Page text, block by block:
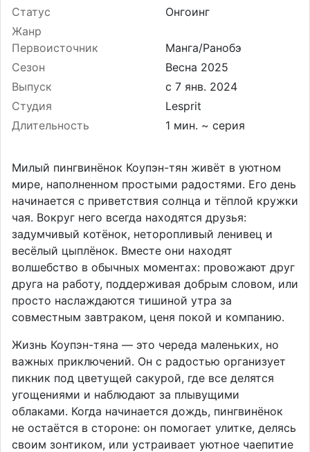
Статус
Онгоинг
Жанр
Первоисточник
Манга/Ранобэ
Сезон
Весна 2025
Выпуск
Студия
Lesprit
Длительность
1 мин. ~ серия
Милый пингвинёнок Коупэн-тян живёт в уютном
мире, наполненном простыми радостями. Его день
начинается с приветствия солнца и тёплой кружки
чая. Вокруг него всегда находятся друзья:
задумчивый котёнок, неторопливый ленивец и
весёлый цыплёнок. Вместе они находят
волшебство в обычных моментах: провожают друг
друга на работу, поддерживая добрым словом, или
просто наслаждаются тишиной утра за
совместным завтраком, ценя покой и компанию.
Жизнь Коупэн-тяна — это череда маленьких, но
важных приключений. Он с радостью организует
пикник под цветущей сакурой, где все делятся
угощениями и наблюдают за плывущими
облаками. Когда начинается дождь, пингвинёнок
не остаётся в стороне: он помогает улитке, делясь
своим зонтиком, или устраивает уютное чаепитие